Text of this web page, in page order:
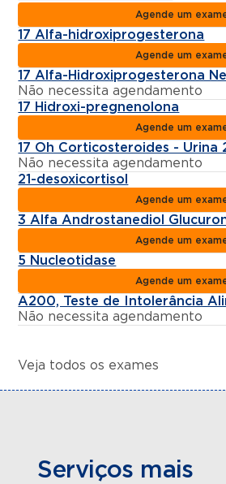
Agende um
17 Alfa-hidroxiprogesterona
Agende um
17 Alfa-Hidroxiprogesterona
Não necessita agendamento
17 Hidroxi-pregnenolona
Agende um
17 Oh Corticosteroides - Urina
Não necessita agendamento
21-desoxicortisol
Agende um
3 Alfa Androstanediol
Agende um
5 Nucleotidase
Agende um
A200, Teste de Intolerância
Não necessita agendamento
Veja todos os exames
Serviços mais